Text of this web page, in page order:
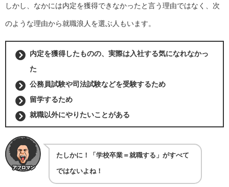
しかし、なかには内定を獲得できなかったと言う理由ではなく、次
のような理由から就職浪人を選ぶ人もいます。
内定を獲得したものの、実際は入社する気になれなかっ
た
公務員試験や司法試験などを受験するため
留学するため
就職以外にやりたいことがある
たしかに！「学校卒業＝就職する」がすべて
ではないよね！